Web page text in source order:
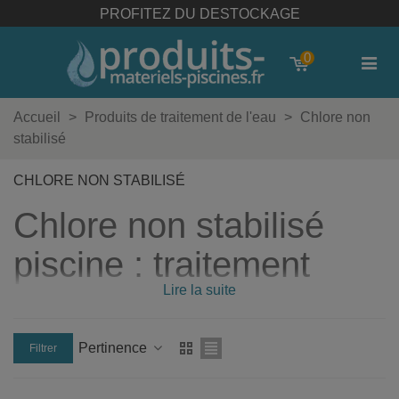
TOUT POUR L'ENTRETIEN DE VOTRE PISCINE
0
Accueil > Produits de traitement de l'eau > Chlore non
stabilisé
CHLORE NON STABILISÉ
Chlore non stabilisé
piscine : traitement
efficace pour bassins à
usage intensif
Lire la suite
Filtrer Pertinence